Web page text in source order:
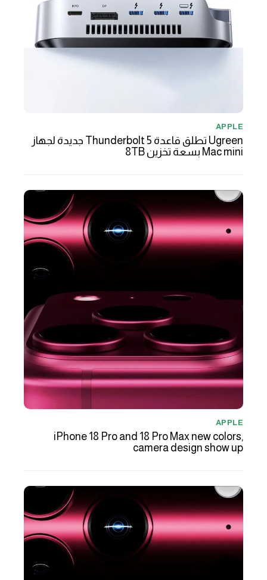
APPLE
Ugreen تطلق قاعدة Thunderbolt 5 جديدة لجهاز
Mac mini بسعة تخزين 8TB
APPLE
iPhone 18 Pro and 18 Pro Max new colors,
camera design show up